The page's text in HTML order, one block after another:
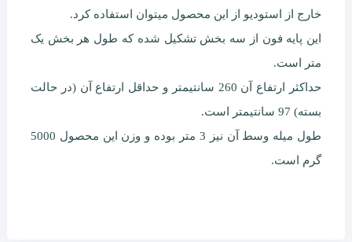
خارج از استودیو از این محصول میتوان استفاده کرد.
این پایه فون از سه بخش تشکیل شده که طول هر بخش یک
متر است.
حداکثر ارتفاع آن 260 سانتیمتر و حداقل ارتفاع آن (در حالت
بسته) 97 سانتیمتر است.
طول میله وسط آن نیز 3 متر بوده و وزن این محصول 5000
گرم است.